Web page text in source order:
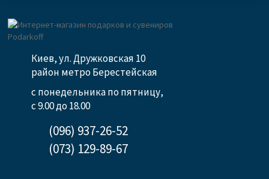
Киев, ул. Дружковская 10
район метро Берестейская
с понедельника по пятницу,
с 9.00 до 18.00
(096) 937-26-52
(073) 129-89-67